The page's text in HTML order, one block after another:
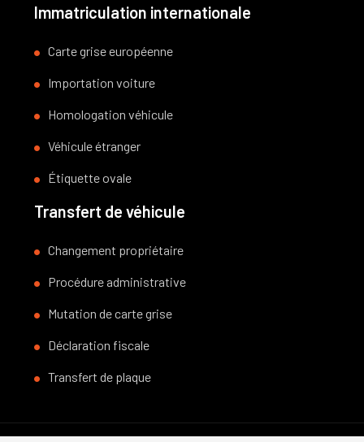
Immatriculation internationale
Carte grise européenne
Importation voiture
Homologation véhicule
Véhicule étranger
Étiquette ovale
Transfert de véhicule
Changement propriétaire
Procédure administrative
Mutation de carte grise
Déclaration fiscale
Transfert de plaque